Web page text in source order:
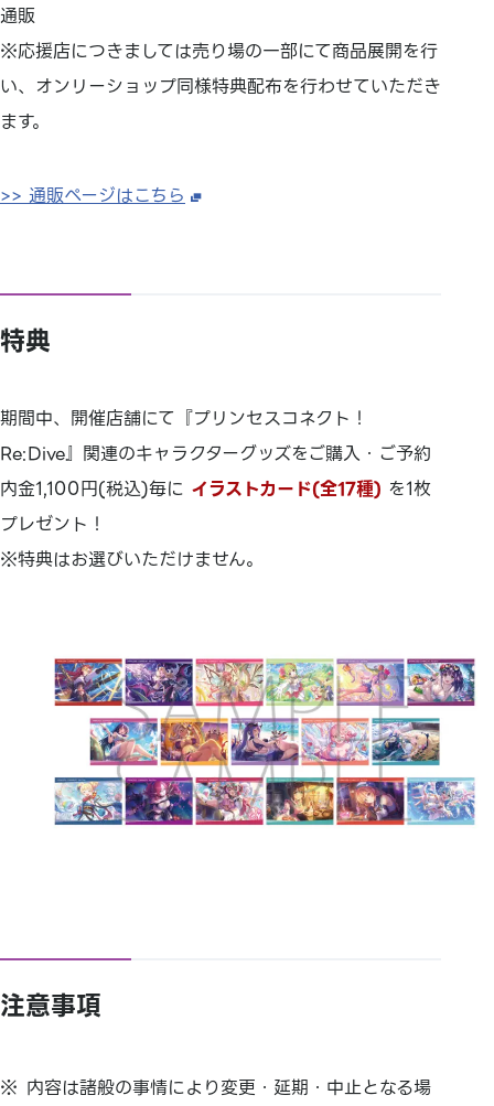
通販
※応援店につきましては売り場の一部にて商品展開を行
い、オンリーショップ同様特典配布を行わせていただき
ます。
>> 通販ページはこちら
特典
期間中、開催店舗にて『プリンセスコネクト！
Re:Dive』関連のキャラクターグッズをご購入・ご予約
内金1,100円(税込)毎に イラストカード(全17種) を1枚
プレゼント！
※特典はお選びいただけません。
注意事項
内容は諸般の事情により変更・延期・ 中止となる場